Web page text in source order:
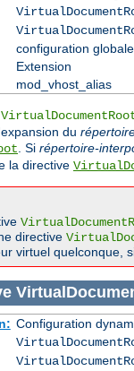
configuration
Extension
mod_vhost_alias
du
. Si répertoire-
la directive
directive
virtuel quelconque,
Configuration